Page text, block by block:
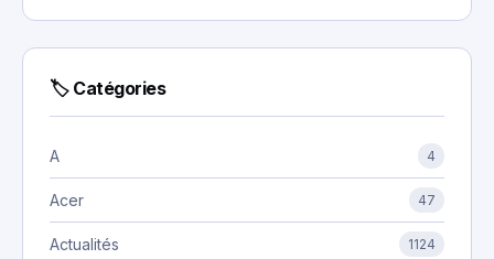
🏷 Catégories
A 4
Acer 47
Actualités 1124